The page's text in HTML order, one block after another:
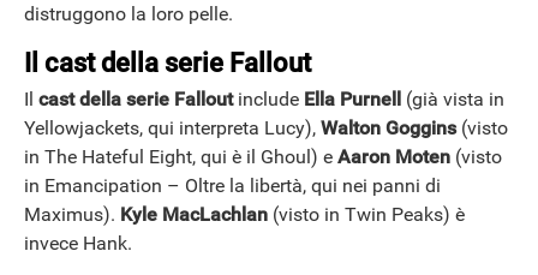
distruggono la loro pelle.
Il cast della serie Fallout
Il cast della serie Falloutinclude Ella Purnell
(già vista in
Yellowjackets, qui interpreta Lucy), Walton Goggins(visto
in The Hateful Eight, qui è il Ghoul) e Aaron Moten (visto
in Emancipation – Oltre la libertà, qui nei panni di
Maximus). Kyle MacLachlan (visto in Twin Peaks) è
invece Hank.